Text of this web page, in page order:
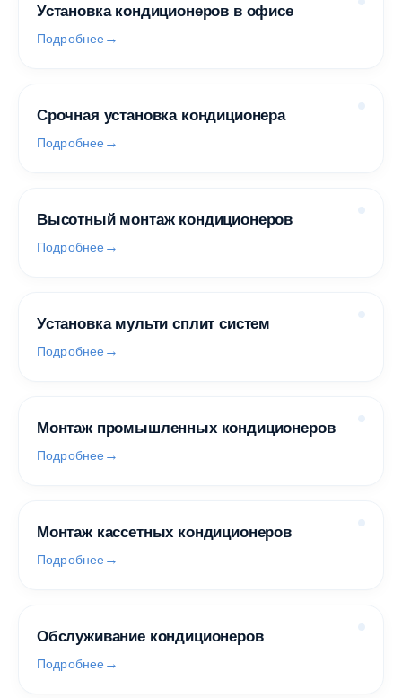
Установка кондиционеров в офисе
Подробнее
Срочная установка кондиционера
Подробнее
Высотный монтаж кондиционеров
Подробнее
Установка мульти сплит систем
Подробнее
Монтаж промышленных кондиционеров
Подробнее
Монтаж кассетных кондиционеров
Подробнее
Обслуживание кондиционеров
Подробнее